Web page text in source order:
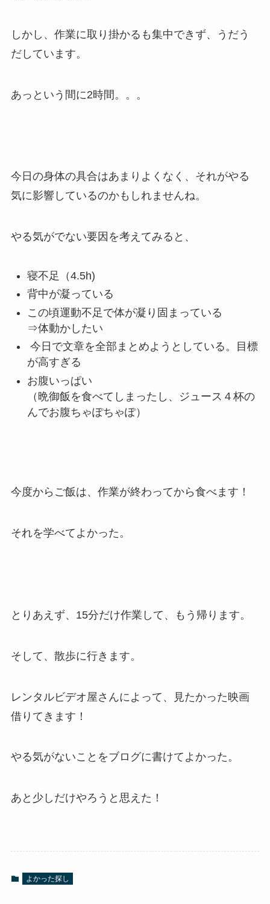
しかし、作業に取り掛かるも集中できず、うだう
だしています。
あっという間に2時間。。。
今日の身体の具合はあまりよくなく、それがやる
気に影響しているのかもしれませんね。
やる気がでない要因を考えてみると、
寝不足（4.5h)
背中が凝っている
この頃運動不足で体が凝り固まっている
⇒体動かしたい
今日で文章を全部まとめようとしている。目標
が高すぎる
お腹いっぱい
（晩御飯を食べてしまったし、ジュース４杯の
んでお腹ちゃぽちゃぽ）
今度からご飯は、作業が終わってから食べます！
それを学べてよかった。
とりあえず、15分だけ作業して、もう帰ります。
そして、散歩に行きます。
レンタルビデオ屋さんによって、見たかった映画
借りてきます！
やる気がないことをブログに書けてよかった。
あと少しだけやろうと思えた！
よかった探し